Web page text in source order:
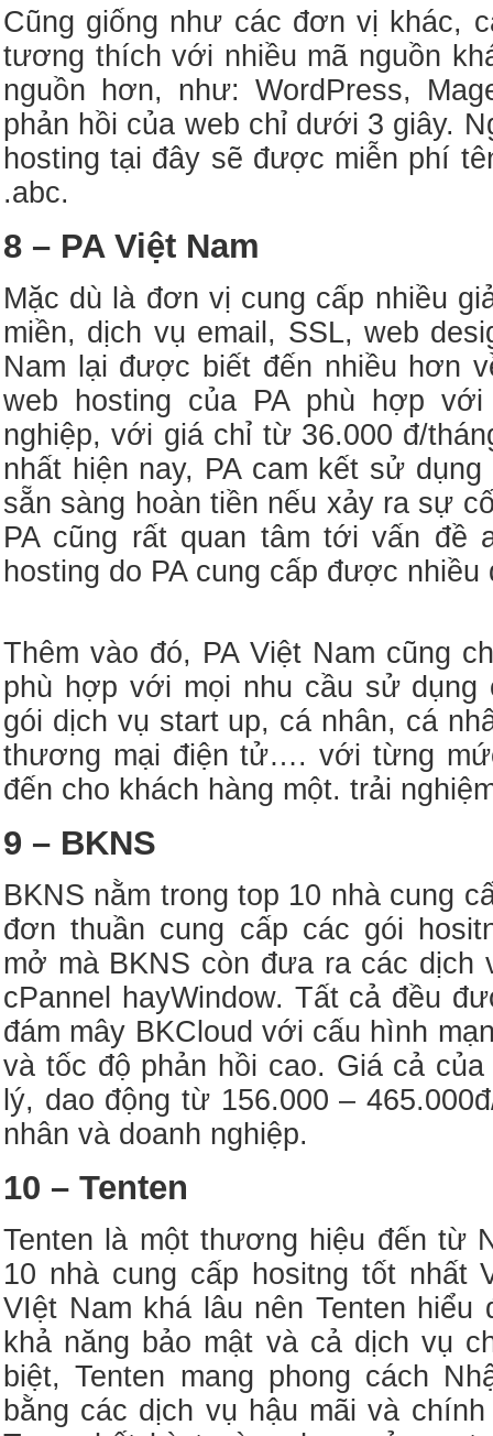
Cũng giống như các đơn vị khác,
tương thích với nhiều mã nguồn
nguồn hơn, như: WordPress,
phản hồi của web chỉ dưới 3 giây.
hosting tại đây sẽ được miễn phí
.abc.
8 – PA Việt Nam
Mặc dù là đơn vị cung cấp nhiều
miền, dịch vụ email, SSL, web
Nam lại được biết đến nhiều hơn
web hosting của PA phù hợp
nghiệp, với giá chỉ từ 36.000 đ/
nhất hiện nay, PA cam kết sử
sẵn sàng hoàn tiền nếu xảy ra sự
PA cũng rất quan tâm tới vấn đề
hosting do PA cung cấp được
Thêm vào đó, PA Việt Nam cũng
phù hợp với mọi nhu cầu sử
gói dịch vụ start up, cá nhân, cá
thương mại điện tử…. với từng
đến cho khách hàng một. trải
9 – BKNS
BKNS nằm trong top 10 nhà cung
đơn thuần cung cấp các gói
mở mà BKNS còn đưa ra các dịch
cPannel hayWindow. Tất cả đều
đám mây BKCloud với cấu hình
và tốc độ phản hồi cao. Giá cả
lý, dao động từ 156.000 –
nhân và doanh nghiệp.
10 – Tenten
Tenten là một thương hiệu đến từ
10 nhà cung cấp hositng tốt nhất
VIệt Nam khá lâu nên Tenten
khả năng bảo mật và cả dịch vụ
biệt, Tenten mang phong cách
bằng các dịch vụ hậu mãi và